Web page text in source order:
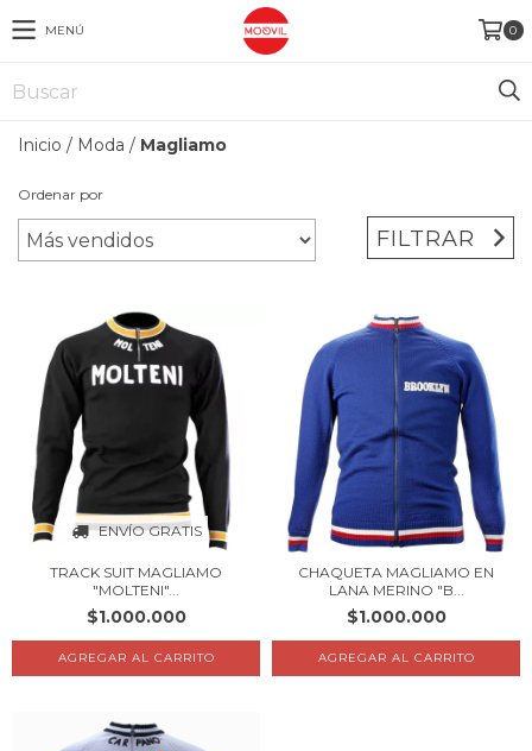
MENÚ 0
Inicio / Moda / Magliamo
Ordenar por
FILTRAR
ENVÍO GRATIS
TRACK SUIT MAGLIAMO
"MOLTENI"...
$1.000.000
AGREGAR AL CARRITO
CHAQUETA MAGLIAMO EN
LANA MERINO "B...
$1.000.000
AGREGAR AL CARRITO